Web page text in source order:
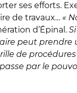
ses efforts.
de travaux… «
d’Épinal.
peut prendre
de
par le